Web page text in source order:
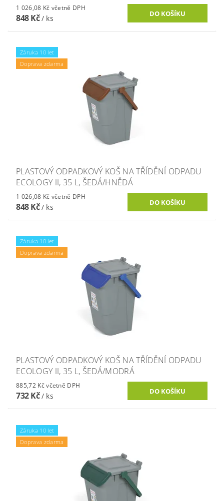
1 026,08 Kč včetně DPH
848 Kč/ ks
Záruka 10 let
Doprava zdarma
PLASTOVÝ ODPADKOVÝ KOŠ NA TŘÍDĚNÍ ODPADU
ECOLOGY II, 35 L, ŠEDÁ/HNĚDÁ
1 026,08 Kč včetně DPH
848 Kč/ ks
Záruka 10 let
Doprava zdarma
PLASTOVÝ ODPADKOVÝ KOŠ NA TŘÍDĚNÍ ODPADU
ECOLOGY II, 35 L, ŠEDÁ/MODRÁ
885,72 Kč včetně DPH
732 Kč/ ks
Záruka 10 let
Doprava zdarma